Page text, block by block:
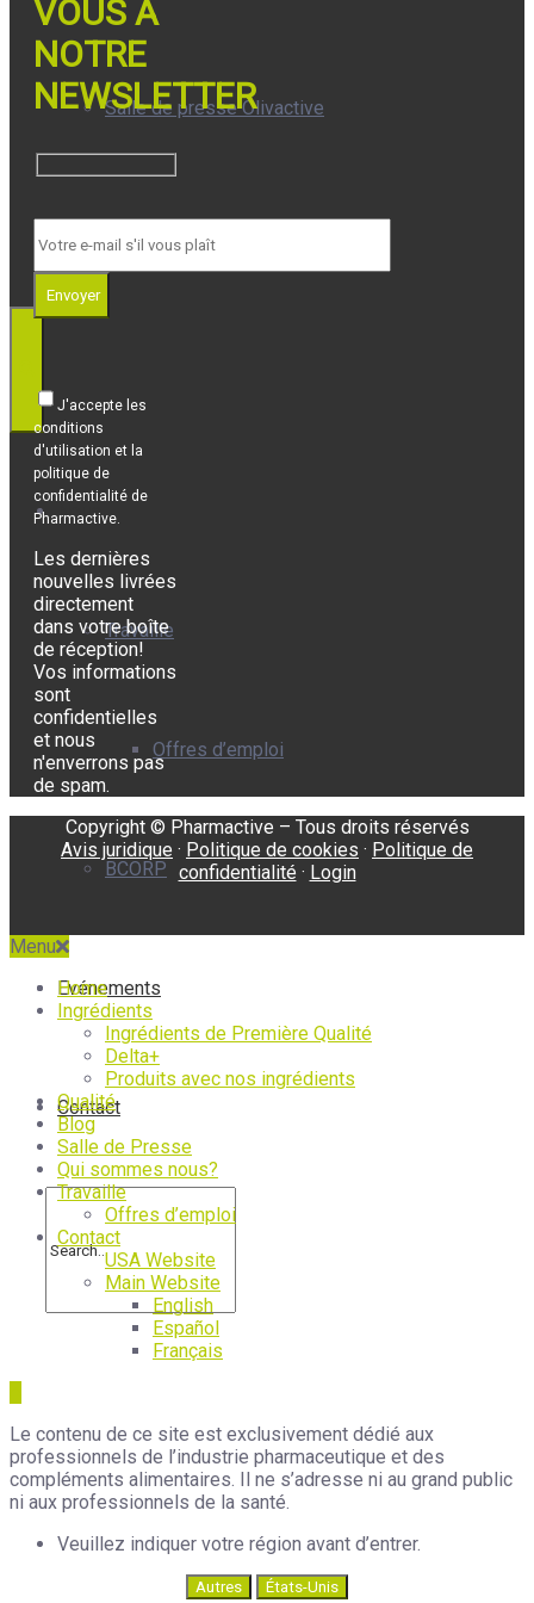
Salle de presse Olivactive
Prix
Nous
Travaille
Offres d’emploi
BCORP
Evénements
Contact
VOUS À
NOTRE
NEWSLETTER
Envoyer
J'accepte les
conditions
d'utilisation et la
politique de
confidentialité de
Pharmactive.
Les dernières
nouvelles livrées
directement
dans votre boîte
de réception!
Vos informations
sont
confidentielles
et nous
n'enverrons pas
de spam.
Copyright © Pharmactive – Tous droits réservés
Avis juridique · Politique de cookies · Politique de
confidentialité · Login
Menu
Home
Ingrédients
Ingrédients de Première Qualité
Delta+
Produits avec nos ingrédients
Qualité
Blog
Salle de Presse
Qui sommes nous?
Travaille
Offres d’emploi
Contact
USA Website
Main Website
English
Español
Français
Le contenu de ce site est exclusivement dédié aux
professionnels de l’industrie pharmaceutique et des
compléments alimentaires. Il ne s’adresse ni au grand public
ni aux professionnels de la santé.
Veuillez indiquer votre région avant d’entrer.
Autres États-Unis